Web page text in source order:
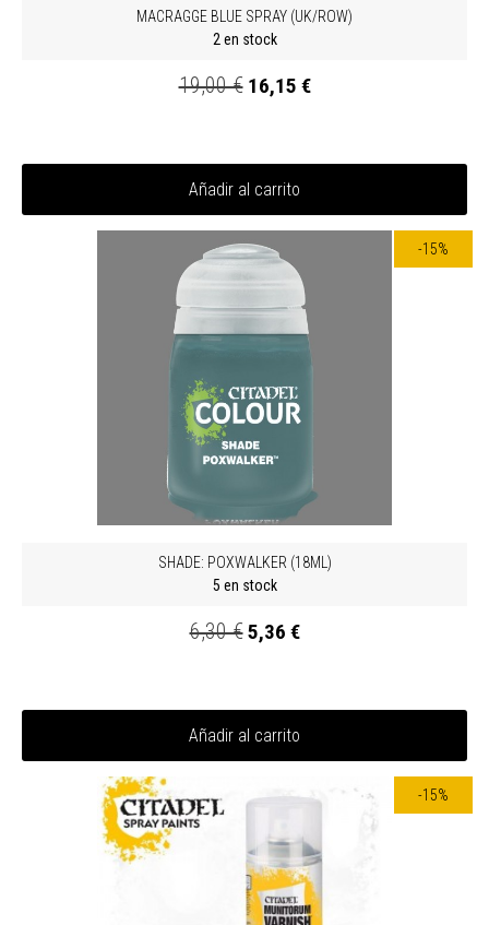
MACRAGGE BLUE SPRAY (UK/ROW)
2 en stock
19,00 € 16,15 €
Añadir al carrito
-15%
SHADE: POXWALKER (18ML)
5 en stock
6,30 €5,36 €
Añadir al carrito
-15%